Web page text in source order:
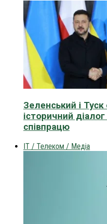
Зеленський і
історичний
співпрацю
IT / Телеком / Медіа